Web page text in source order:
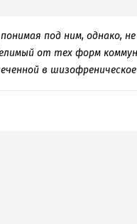
под ним, однако,
от тех форм
в